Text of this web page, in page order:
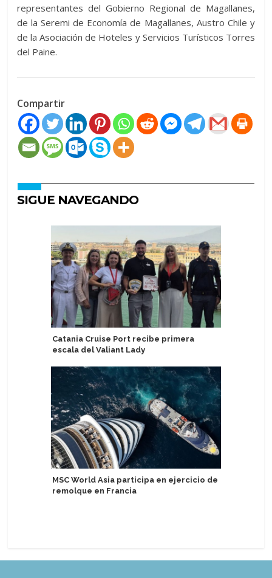
representantes del Gobierno Regional de Magallanes,
de la Seremi de Economía de Magallanes, Austro Chile y
de la Asociación de Hoteles y Servicios Turísticos Torres
del Paine.
Compartir
SIGUE NAVEGANDO
Catania Cruise Port recibe primera
escala del Valiant Lady
MSC World Asia participa en ejercicio de
remolque en Francia